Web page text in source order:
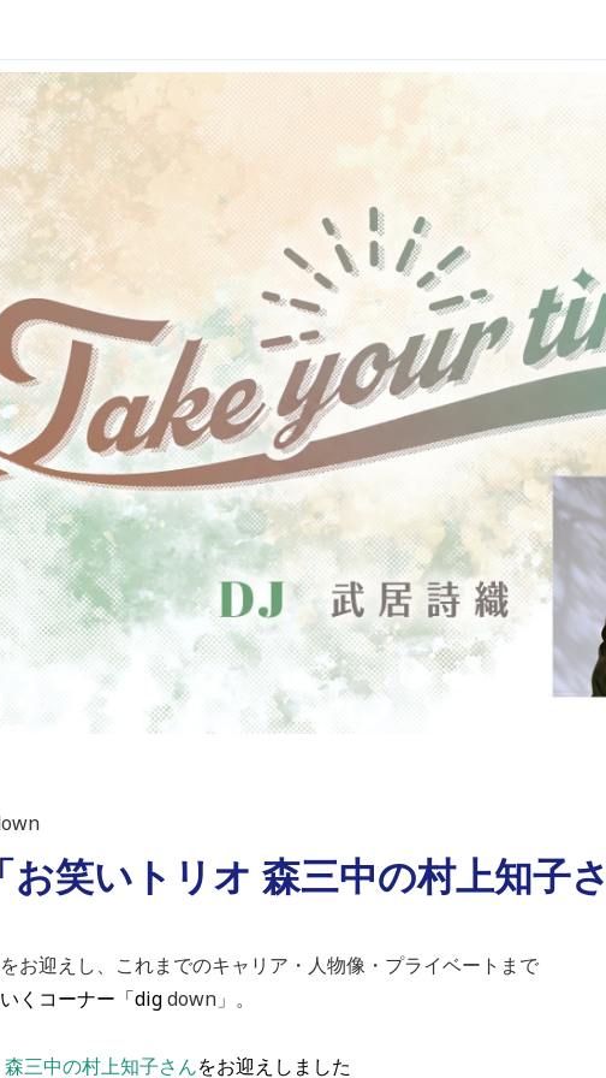
笑いトリオ 森三中の村上知子
お迎えし、これまでのキャリア・人物像・プライベートまで
くコーナー「digdown」。
三中の村上知子さんをお迎えしました